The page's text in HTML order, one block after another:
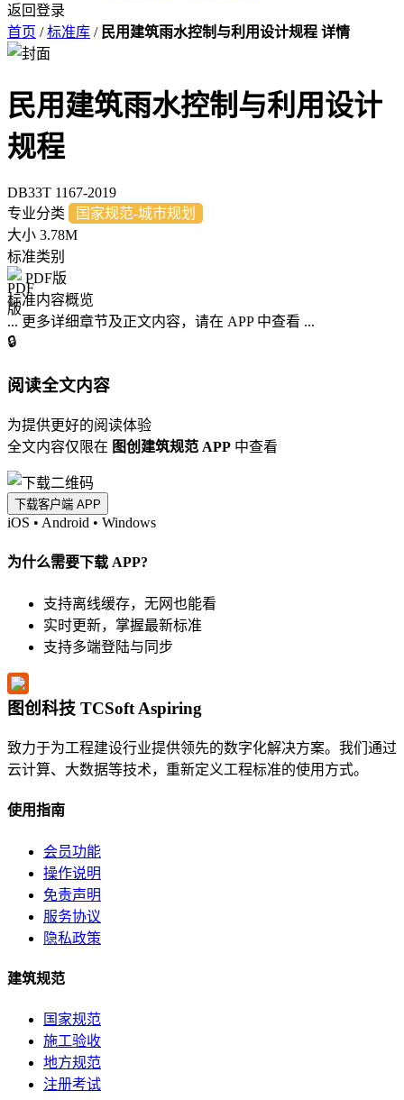
返回登录
首页 / 标准库 / 民用建筑雨水控制与利用设计规程 详情
民用建筑雨水控制与利用设计
规程
DB33T 1167-2019
专业分类
国家规范-城市规划
大小 3.78M
标准类别
PDF版
标准内容概览
... 更多详细章节及正文内容，请在 APP 中查看 ...
🔒
阅读全文内容
为提供更好的阅读体验
全文内容仅限在 图创建筑规范 APP 中查看
下载客户端 APP
iOS • Android • Windows
为什么需要下载 APP?
支持离线缓存，无网也能看
实时更新，掌握最新标准
支持多端登陆与同步
图创科技 TCSoft Aspiring
致力于为工程建设行业提供领先的数字化解决方案。我们通过
云计算、大数据等技术，重新定义工程标准的使用方式。
使用指南
会员功能
操作说明
免责声明
服务协议
隐私政策
建筑规范
国家规范
施工验收
地方规范
注册考试